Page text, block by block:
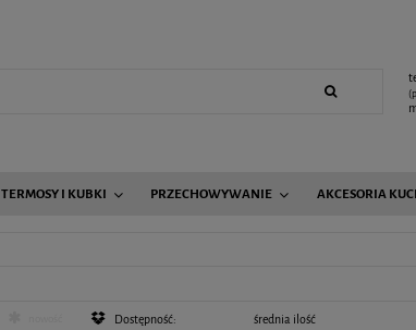
TERMOSY I KUBKI PRZECHOWYWANIE AKCESORIA
Dostępność:
średnia ilość